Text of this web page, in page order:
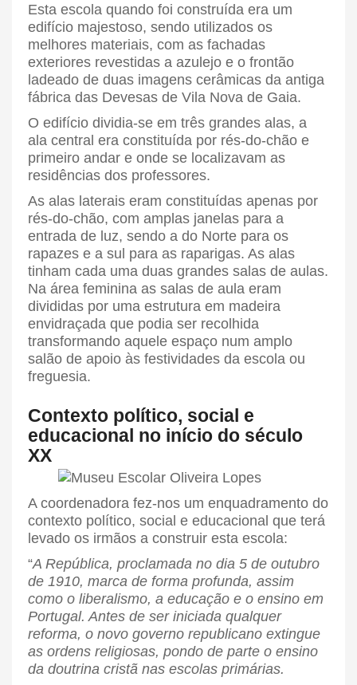
Esta escola quando foi construída era um
edifício majestoso, sendo utilizados os
melhores materiais, com as fachadas
exteriores revestidas a azulejo e o frontão
ladeado de duas imagens cerâmicas da antiga
fábrica das Devesas de Vila Nova de Gaia.
O edifício dividia-se em três grandes alas, a
ala central era constituída por rés-do-chão e
primeiro andar e onde se localizavam as
residências dos professores.
As alas laterais eram constituídas apenas por
rés-do-chão, com amplas janelas para a
entrada de luz, sendo a do Norte para os
rapazes e a sul para as raparigas. As alas
tinham cada uma duas grandes salas de aulas.
Na área feminina as salas de aula eram
divididas por uma estrutura em madeira
envidraçada que podia ser recolhida
transformando aquele espaço num amplo
salão de apoio às festividades da escola ou
freguesia.
Contexto político, social e
educacional no início do século
XX
A coordenadora fez-nos um enquadramento do
contexto político, social e educacional que terá
levado os irmãos a construir esta escola:
“A República, proclamada no dia 5 de outubro
de 1910, marca de forma profunda, assim
como o liberalismo, a educação e o ensino em
Portugal. Antes de ser iniciada qualquer
reforma, o novo governo republicano extingue
as ordens religiosas, pondo de parte o ensino
da doutrina cristã nas escolas primárias.